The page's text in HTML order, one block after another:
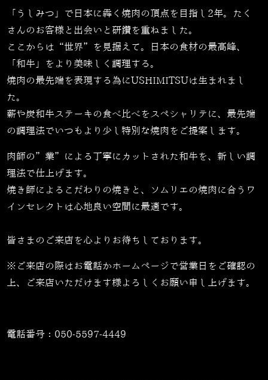
「うしみつ」で日本に犇く焼肉の頂点を目指し2年。たく
さんのお客様と出会いと研鑽を重ねました。
ここからは“世界”を見据えて。日本の食材の最高峰、
「和牛」をより美味しく調理する。
焼肉の最先端を表現する為にUSHIMITSUは生まれまし
た。
薪や炭和牛ステーキの食べ比べをスペシャリテに、最先端
の調理法でいつもより少し特別な焼肉をご提案します。
肉師の”業”による丁寧にカットされた和牛を、新しい調
理法で仕上げます。
焼き師によるこだわりの焼きと、ソムリエの焼肉に合うワ
インセレクトは心地良い空間に最適です。
皆さまのご来店を心よりお待ちしております。
※ご来店の際はお電話かホームページで営業日をご確認の
上、ご来店いただけます様よろしくお願い申し上げます。
電話番号： 050-5597-4449